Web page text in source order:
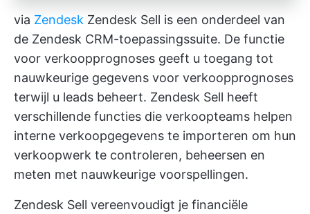
via Zendesk Zendesk Sell is een onderdeel van
de Zendesk CRM-toepassingssuite. De functie
voor verkoopprognoses geeft u toegang tot
nauwkeurige gegevens voor verkoopprognoses
terwijl u leads beheert. Zendesk Sell heeft
verschillende functies die verkoopteams helpen
interne verkoopgegevens te importeren om hun
verkoopwerk te controleren, beheersen en
meten met nauwkeurige voorspellingen.
Zendesk Sell vereenvoudigt je financiële